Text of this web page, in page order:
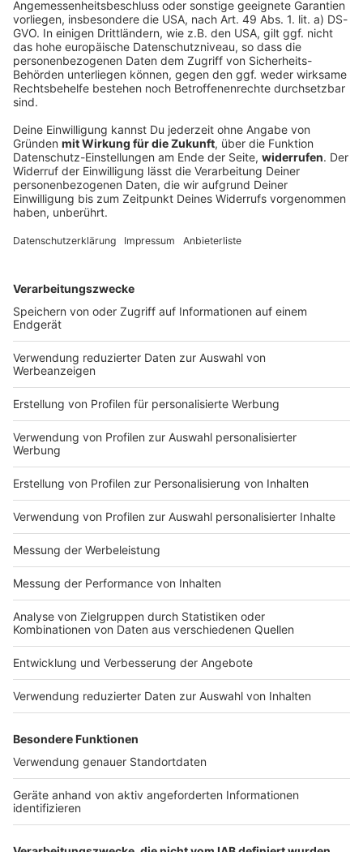
Polizei schickt Ausweichler wieder auf
Autobahn zurück
Entlang der A8 gelten bei Stau Durchfahrtsverbote für
viele Ortschaften. Eingehalten werden sie oft nicht.
DEINE GEMERKTEN ARTIKEL
Du hast dir noch keine Artikel gemerkt
Markiere sie hierfür mit einem
Impressum
Nutzungsbedingungen
Jobs
Presse
Werben
Archiv
ANTENNE BAYERN GROUP
Stiftung ANTENNE BAYERN
hilft
Kontakt
Studio-Hotline
Verkehrs-Hotline
Newsletter